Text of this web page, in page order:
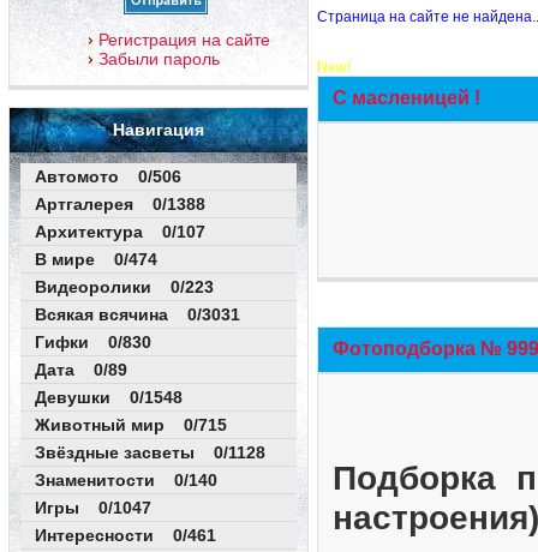
Регистрация на сайте
Забыли пароль
Навигация
Автомото 0/506
Артгалерея 0/1388
Архитектура 0/107
В мире 0/474
Видеоролики 0/223
Всякая всячина 0/3031
Гифки 0/830
Дата 0/89
Девушки 0/1548
Животный мир 0/715
Звёздные засветы 0/1128
Знаменитости 0/140
Игры 0/1047
Интересности 0/461
Страница на сайте не
New!
С масленицей !
Фотоподборка №
Подборка